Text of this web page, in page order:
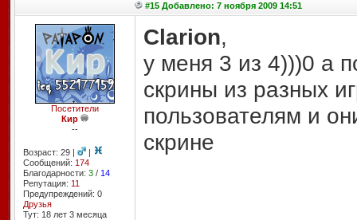
#15 Добавлено: 7 ноября 2009 14:51
Посетители
Кир
--
Возраст: 29 |
|
Сообщений: 174
Благодарности: 3/ 14
Репутация: 11
Предупреждений: 0
Друзья
Тут: 18 лет 3 месяцa
Clarion,
у меня 3 из 4)))0 а
скрины из разных
пользователям и
скрине